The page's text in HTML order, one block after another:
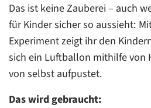
Das ist keine Zauberei – auch
für Kinder sicher so aussieht:
Experiment zeigt ihr den
sich ein Luftballon mithilfe von
von selbst aufpustet.
Das wird gebraucht: